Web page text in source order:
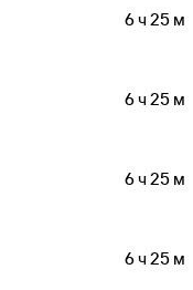
6 ч 25 м
6 ч 25 м
6 ч 25 м
6 ч 25 м